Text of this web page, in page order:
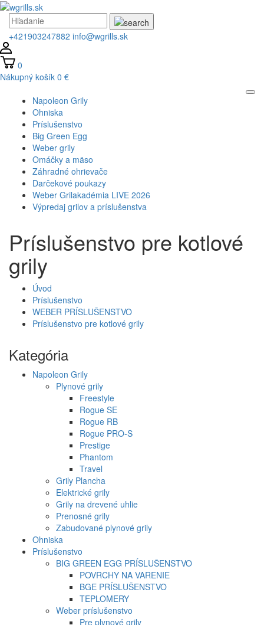
+421903247882 info@wgrills.sk
0
Nákupný košík 0 €
Napoleon Grily
Ohniska
Príslušenstvo
Big Green Egg
Weber grily
Omáčky a mäso
Záhradné ohrievače
Darčekové poukazy
Weber Grilakadémia LIVE 2026
Výpredaj grilov a príslušenstva
Príslušenstvo pre kotlové
grily
Úvod
Príslušenstvo
WEBER PRÍSLUŠENSTVO
Príslušenstvo pre kotlové grily
Kategória
Napoleon Grily
Plynové grily
Freestyle
Rogue SE
Rogue RB
Rogue PRO-S
Prestige
Phantom
Travel
Grily Plancha
Elektrické grily
Grily na drevené uhlie
Prenosné grily
Zabudované plynové grily
Ohniska
Príslušenstvo
BIG GREEN EGG PRÍSLUŠENSTVO
POVRCHY NA VARENIE
BGE PRÍSLUŠENSTVO
TEPLOMERY
Weber príslušenstvo
Pre plynové grily